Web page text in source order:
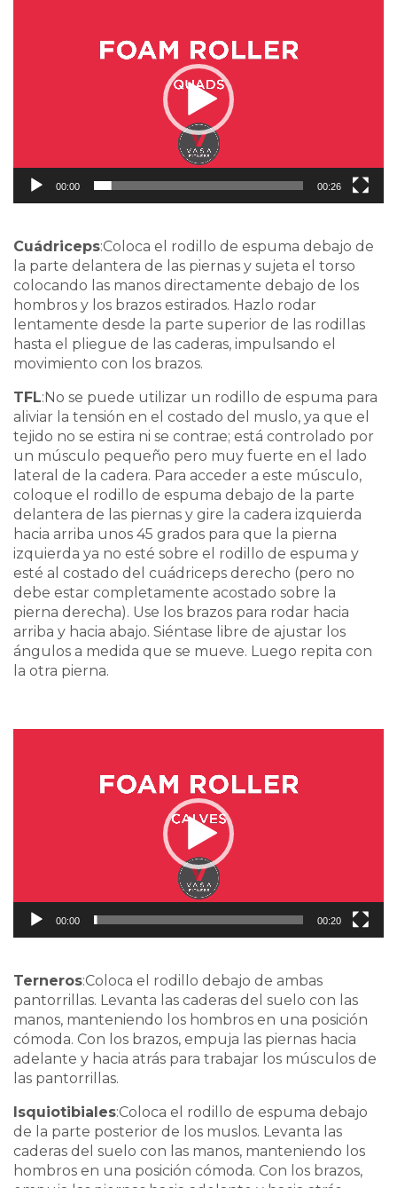
00:00 00:26
Cuádriceps:Coloca el rodillo de espuma debajo de
la parte delantera de las piernas y sujeta el torso
colocando las manos directamente debajo de los
hombros y los brazos estirados. Hazlo rodar
lentamente desde la parte superior de las rodillas
hasta el pliegue de las caderas, impulsando el
movimiento con los brazos.
TFL:No se puede utilizar un rodillo de espuma para
aliviar la tensión en el costado del muslo, ya que el
tejido no se estira ni se contrae; está controlado por
un músculo pequeño pero muy fuerte en el lado
lateral de la cadera. Para acceder a este músculo,
coloque el rodillo de espuma debajo de la parte
delantera de las piernas y gire la cadera izquierda
hacia arriba unos 45 grados para que la pierna
izquierda ya no esté sobre el rodillo de espuma y
esté al costado del cuádriceps derecho (pero no
debe estar completamente acostado sobre la
pierna derecha). Use los brazos para rodar hacia
arriba y hacia abajo. Siéntase libre de ajustar los
ángulos a medida que se mueve. Luego repita con
la otra pierna.
00:00 00:20
Terneros:Coloca el rodillo debajo de ambas
pantorrillas. Levanta las caderas del suelo con las
manos, manteniendo los hombros en una posición
cómoda. Con los brazos, empuja las piernas hacia
adelante y hacia atrás para trabajar los músculos de
las pantorrillas.
Isquiotibiales:Coloca el rodillo de espuma debajo
de la parte posterior de los muslos. Levanta las
caderas del suelo con las manos, manteniendo los
hombros en una posición cómoda. Con los brazos,